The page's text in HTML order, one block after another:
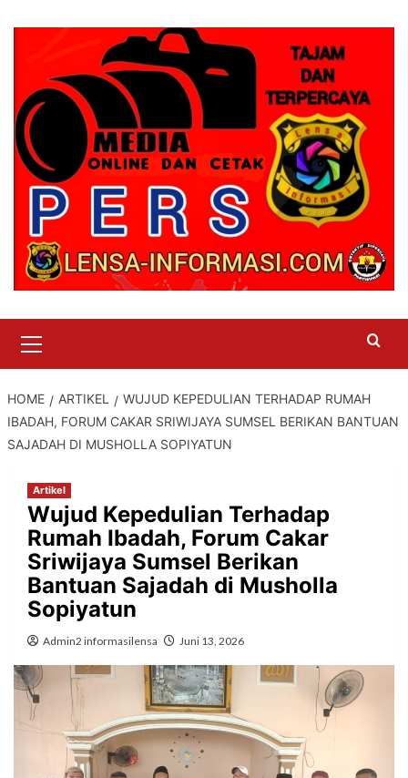
Menu
HOME ARTIKEL
WUJUD KEPEDULIAN TERHADAP RUMAH
IBADAH, FORUM CAKAR SRIWIJAYA SUMSEL BERIKAN BANTUAN
SAJADAH DI MUSHOLLA SOPIYATUN
Artikel
Wujud Kepedulian Terhadap
Rumah Ibadah, Forum Cakar
Sriwijaya Sumsel Berikan
Bantuan Sajadah di Musholla
Sopiyatun
Admin2 informasilensa Juni 13, 2026